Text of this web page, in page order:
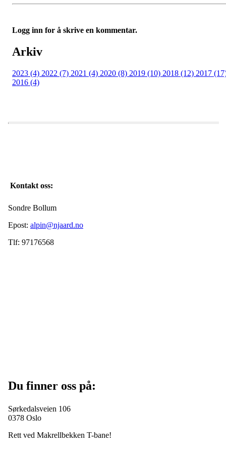
Logg inn for å skrive en kommentar.
Arkiv
2023 (4) 2022 (7) 2021 (4) 2020 (8) 2019 (10) 2018 (12) 2017
2016 (4)
Kontakt oss:
Sondre Bollum
Epost: alpin@njaard.no
Tlf: 97176568
Du finner oss på:
Sørkedalsveien 106
0378 Oslo
Rett ved Makrellbekken T-bane!